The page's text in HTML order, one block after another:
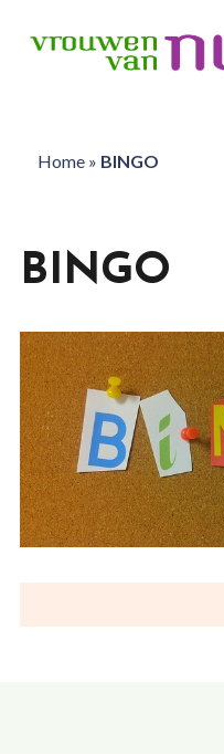
Home» BINGO
BINGO